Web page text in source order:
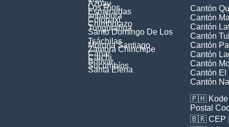
Azuay
Los Ríos
Esmeraldas
Imbabura
Cotopaxi
Chimborazo
Tungurahua
Santo Domingo De Los
Tsáchilas
Morona Santiago
Zamora Chinchipe
Cañar
Carchi
Bolívar
Sucumbíos
Santa Elena
Cantón
Cantón
Cantón
Cantón
Cantón
Cantón
Cantón
Cantón El
Cantón
🇵🇭
Postal
🇧🇷 CEP